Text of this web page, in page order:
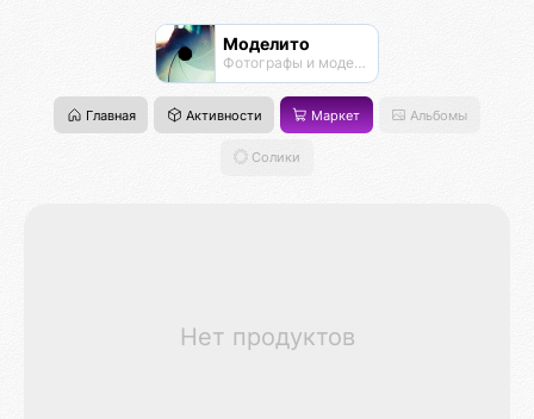
Моделито
Фотографы и модели
Главная Активности Маркет Альбомы
Солики
Нет продуктов